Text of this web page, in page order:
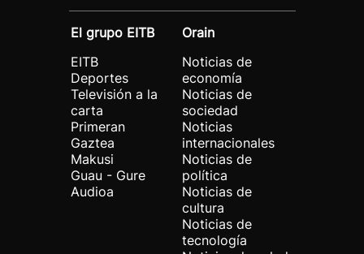
El grupo EITB
EITB
Deportes
Televisión a la
carta
Primeran
Gaztea
Makusi
Guau - Gure
Audioa
Orain
Noticias de
economía
Noticias de
sociedad
Noticias
internacionales
Noticias de
política
Noticias de
cultura
Noticias de
tecnología